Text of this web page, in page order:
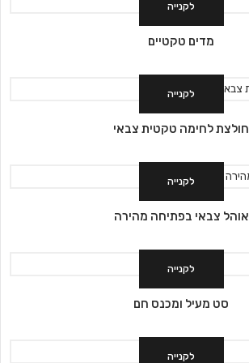
לקנייה
מדים טקטיים
לקנייה
חולצת לחימה טקטית צבאי
לקנייה
אוהל צבאי בפתיחה מהירה
לקנייה
סט מעיל ומכנס חם
לקנייה